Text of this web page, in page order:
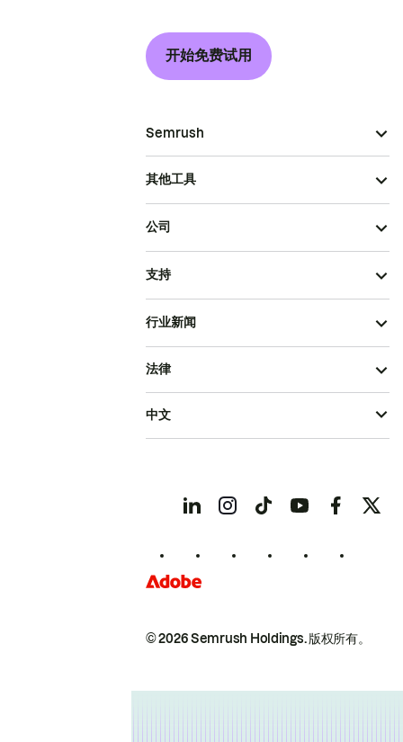
开始免费试用
Semrush
其他工具
公司
支持
行业新闻
© 2026 Semrush Holdings.版权所有。
法律
中文